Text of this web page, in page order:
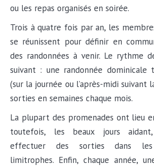
ou les repas organisés en soirée.
Trois à quatre fois par an, les
se réunissent pour définir en
des randonnées à venir. Le rythme
suivant : une randonnée dominicale
(sur la journée ou l’après-midi suivant
sorties en semaines chaque mois.
La plupart des promenades ont lieu
toutefois, les beaux jours
effectuer des sorties dans les
limitrophes. Enfin, chaque année,